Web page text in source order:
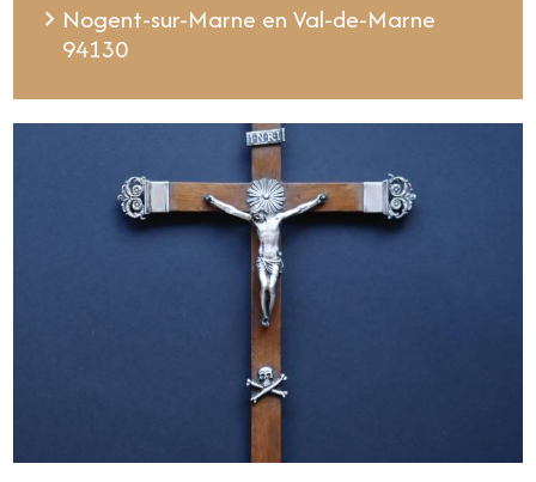
Nogent-sur-Marne en Val-de-Marne
94130